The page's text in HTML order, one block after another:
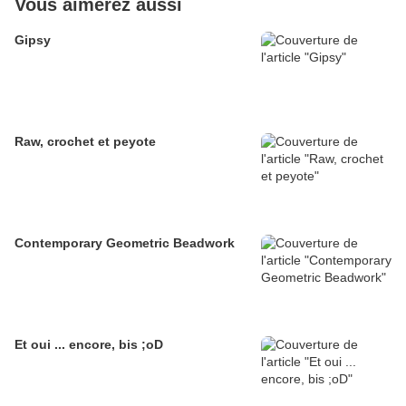
Vous aimerez aussi
Gipsy
Raw, crochet et peyote
Contemporary Geometric Beadwork
Et oui ... encore, bis ;oD